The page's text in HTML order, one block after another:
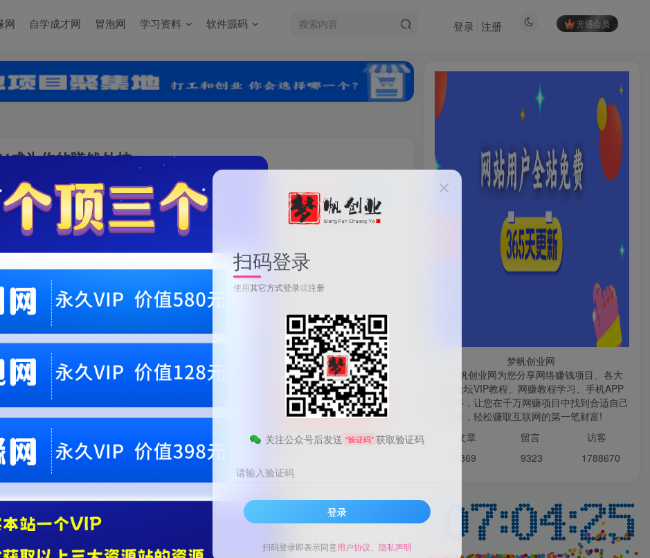
网 自学成才网 冒泡网 学习资料 软件源码 开通会员
登录 注册
成为你的賺钱外挂
关注
0 50 6
AI賺钱联盟，用AI賺钱、打造内容让AI成为你的賺钱外挂
此内容为付费资源，请付费后查看
梦币9.9
梦币1
钻石会员 免费
立即购买
您当前未登录！建议登陆后购买，可保存购买订单。微信支付联系微信：chen185599521
挂
HI！请登录
登录
多多视频撸收益最新玩法，
高收益技术，单日变现
2000+，附赠全套技术资料
2年前 1W+人已阅读
梦帆创业网
梦帆创业网为您分享网络赚钱项目、各大
网赚论坛VIP教程、网赚教程学习、手机APP
赚钱等，让您在千万网赚项目中找到合适自己
的项目，轻松赚取互联网的第一笔财富!
文章 留言 访客
6869 9323 1788670
扫码登录
使用其它方式登录或注册
关注公众号后发送 “验证码” 获取验证码
请输入验证码
登录
扫码登录即表示同意用户协议 隐私声明